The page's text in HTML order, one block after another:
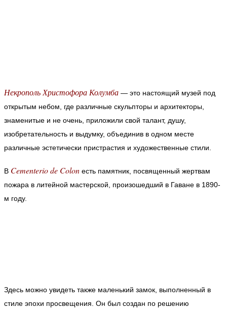
Некрополь Христофора Колумба — это настоящий музей под
открытым небом, где различные скульпторы и архитекторы,
знаменитые и не очень, приложили свой талант, душу,
изобретательность и выдумку, объединив в одном месте
различные эстетически пристрастия и художественные стили.
В Cementerio de Colon есть памятник, посвященный жертвам
пожара в литейной мастерской, произошедший в Гаване в 1890-
м году.
Здесь можно увидеть также маленький замок, выполненный в
стиле эпохи просвещения. Он был создан по решению